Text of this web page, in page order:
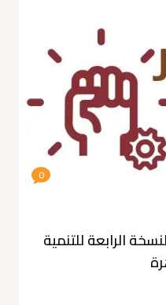
0
الرابعة للتنمية